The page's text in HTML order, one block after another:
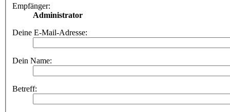
Empfänger:
Administrator
Deine E-Mail-Adresse:
Dein Name:
Betreff: